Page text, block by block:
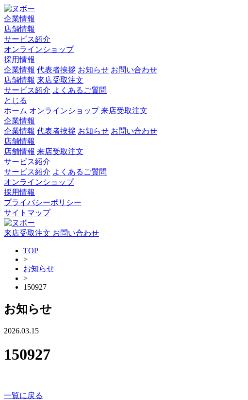
企業情報
店舗情報
サービス紹介
オンラインショップ
採用情報
企業情報 代表者挨拶 お知らせ お問い合わせ
店舗情報 来店受取注文
サービス紹介 よくあるご質問
とじる
ホーム オンラインショップ来店受取注文
企業情報
企業情報 代表者挨拶 お知らせ お問い合わせ
店舗情報
店舗情報 来店受取注文
サービス紹介
サービス紹介 よくあるご質問
オンラインショップ
採用情報
プライバシーポリシー
サイトマップ
来店受取注文 お問い合わせ
TOP
>
お知らせ
>
150927
お知らせ
2026.03.15
150927
一覧に戻る